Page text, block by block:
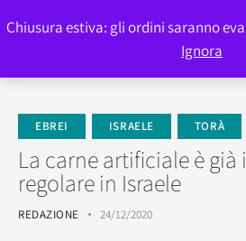
EBREI ISRAELE TORÀ
La carne artificiale è già
regolare in Israele
REDAZIONE 24/12/2020
Chiusura estiva: gli ordini saranno
Ignora